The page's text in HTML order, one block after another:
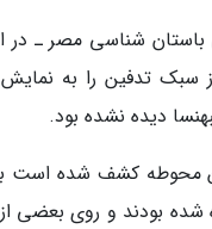
شناسی مصر ـ
از سبک تدفین را به
دیده نشده بود.
محوطه کشف شده
شده بودند و روی بعضی